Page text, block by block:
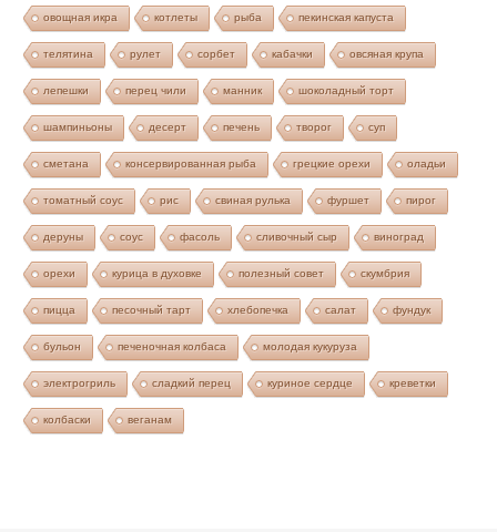
овощная икра котлеты рыба пекинская капуста
телятина рулет сорбет кабачки овсяная крупа
лепешки перец чили манник шоколадный торт
шампиньоны десерт печень творог суп
сметана консервированная рыба грецкие орехи оладьи
томатный соус рис свиная рулька фуршет пирог
деруны соус фасоль сливочный сыр виноград
орехи курица в духовке полезный совет скумбрия
пицца песочный тарт хлебопечка салат фундук
бульон печеночная колбаса молодая кукуруза
электрогриль сладкий перец куриное сердце креветки
колбаски веганам